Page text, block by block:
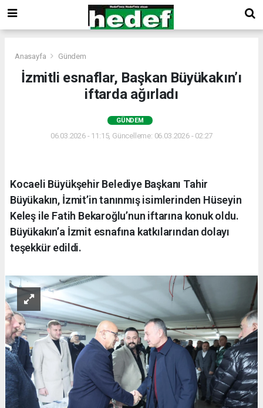
Anasayfa Gündem
İzmitli esnaflar, Başkan Büyükakın’ı
iftarda ağırladı
GÜNDEM
06.03.2026 - 11:15, Güncelleme: 06.03.2026 - 02:27
Kocaeli Büyükşehir Belediye Başkanı Tahir
Büyükakın, İzmit’in tanınmış isimlerinden Hüseyin
Keleş ile Fatih Bekaroğlu’nun iftarına konuk oldu.
Büyükakın’a İzmit esnafına katkılarından dolayı
teşekkür edildi.